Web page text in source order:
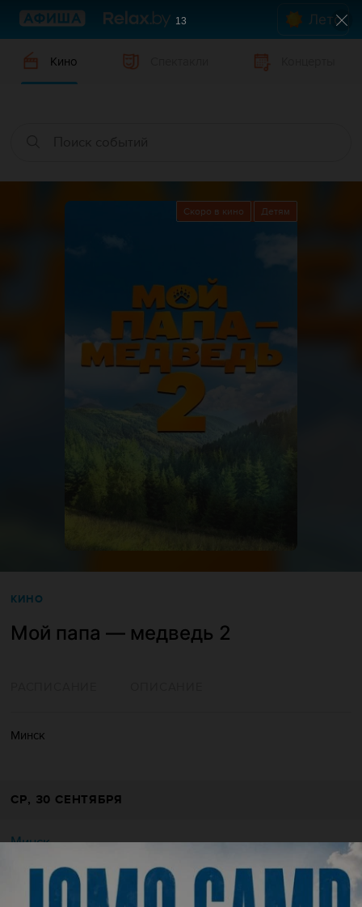
Лето
Кино
Скоро в кино Детям
КИНО
Мой папа — медведь 2
Минск
СР, 30 СЕНТЯБРЯ
Минск
12